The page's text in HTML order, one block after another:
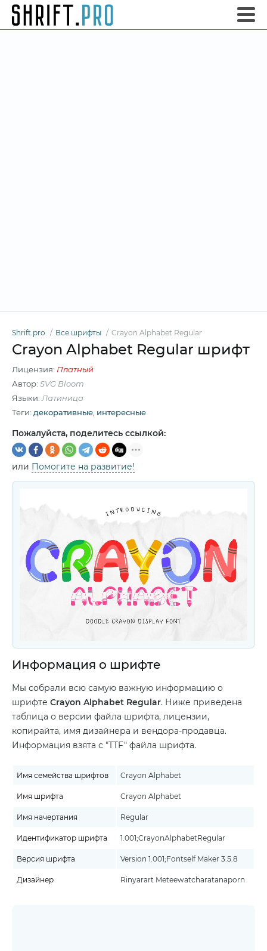
Shrift.pro Все шрифты Crayon Alphabet Regular
Crayon Alphabet Regular шрифт
Лицензия: Платный
Автор: SVG Bloom
Языки: Латиница
Теги: декоративные интересные
Пожалуйста, поделитесь ссылкой:
или Помогите на развитие!
Информация о шрифте
Мы собрали всю самую важную информацию о
шрифте Crayon Alphabet Regular. Ниже приведена
таблица о версии файла шрифта, лицензии,
копирайта, имя дизайнера и вендора-продавца.
Информация взята с "TTF" файла шрифта.
Имя семейства шрифтов Crayon Alphabet
Имя шрифта Crayon Alphabet
Имя начертания Regular
Идентификатор шрифта 1.001;CrayonAlphabetRegular
Версия шрифта Version 1.001;Fontself Maker 3.5.8
Дизайнер Rinyarart Meteewatcharatanaporn